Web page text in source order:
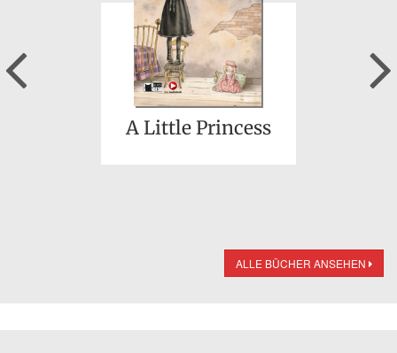
A Little Princess
Previous
ALLE BÜCHER ANSEHEN